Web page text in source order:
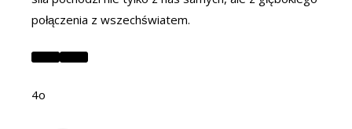
połączenia z wszechświatem.
4o